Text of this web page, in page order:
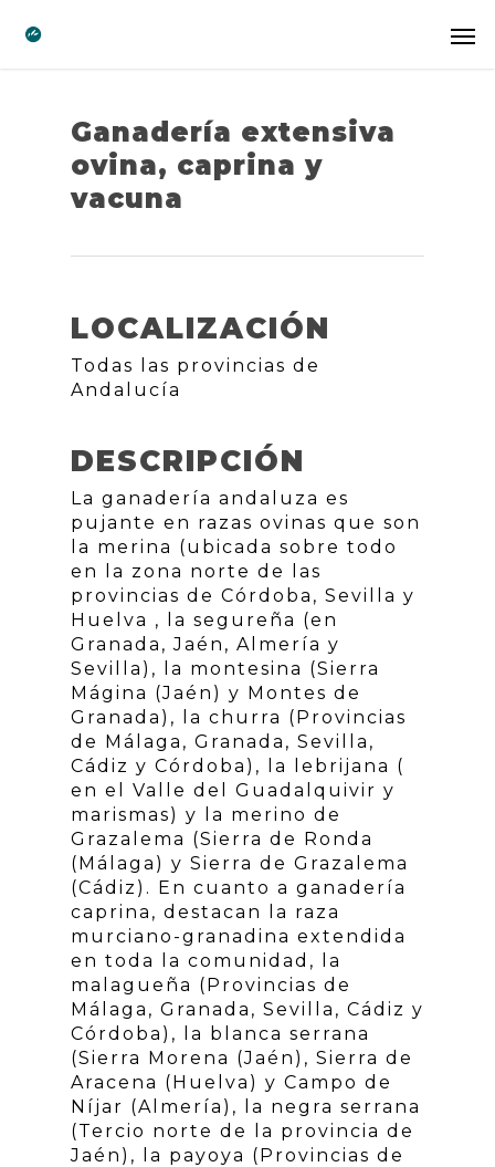
Ganadería extensiva
ovina, caprina y
vacuna
LOCALIZACIÓN
Todas las provincias de
Andalucía
DESCRIPCIÓN
La ganadería andaluza es
pujante en razas ovinas que son
la merina (ubicada sobre todo
en la zona norte de las
provincias de Córdoba, Sevilla y
Huelva , la segureña (en
Granada, Jaén, Almería y
Sevilla), la montesina (Sierra
Mágina (Jaén) y Montes de
Granada), la churra (Provincias
de Málaga, Granada, Sevilla,
Cádiz y Córdoba), la lebrijana (
en el Valle del Guadalquivir y
marismas) y la merino de
Grazalema (Sierra de Ronda
(Málaga) y Sierra de Grazalema
(Cádiz). En cuanto a ganadería
caprina, destacan la raza
murciano-granadina extendida
en toda la comunidad, la
malagueña (Provincias de
Málaga, Granada, Sevilla, Cádiz y
Córdoba), la blanca serrana
(Sierra Morena (Jaén), Sierra de
Aracena (Huelva) y Campo de
Níjar (Almería), la negra serrana
(Tercio norte de la provincia de
Jaén), la payoya (Provincias de